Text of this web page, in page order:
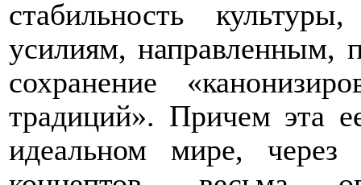
стабильность
усилиям,
сохранение
традиций». Причем эта
идеальном мире, через